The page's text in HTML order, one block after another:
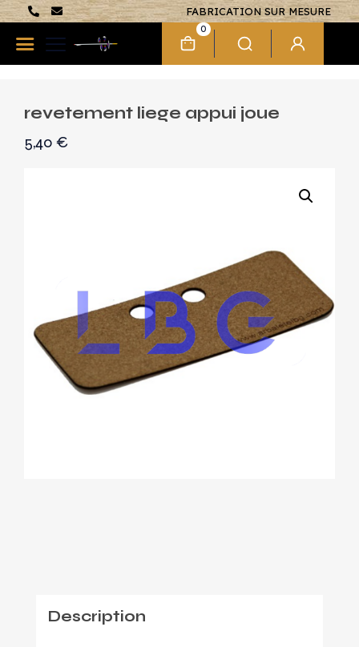
FABRICATION SUR MESURE
0
revetement liege appui joue
5,40 €
Description